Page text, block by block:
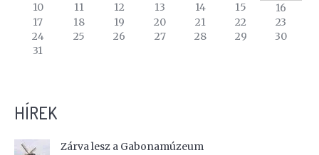
events
10
11 12 13 14 15
16
17
18 19 20 21 22
23
24
25 26 27 28 29
30
31
HÍREK
Zárva lesz a Gabonamúzeum